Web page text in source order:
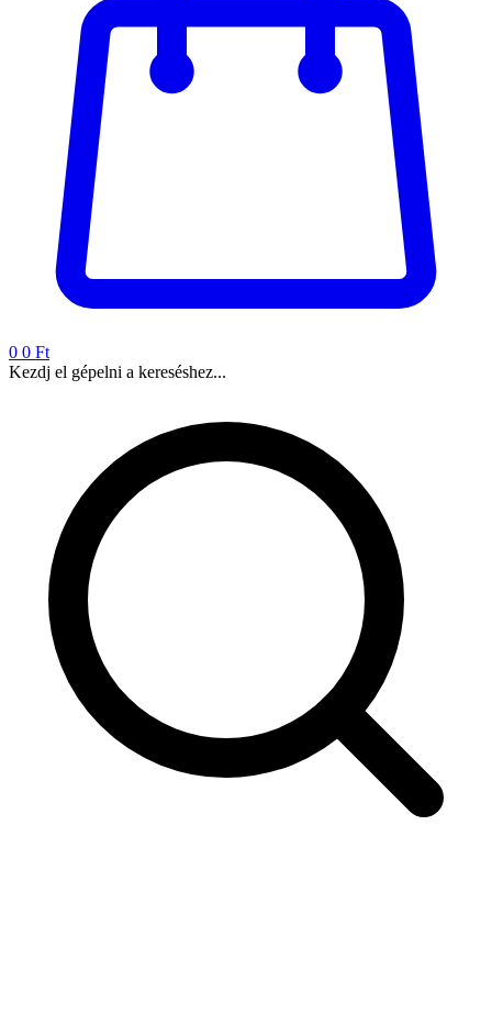
0 0 Ft
Kezdj el gépelni a kereséshez...